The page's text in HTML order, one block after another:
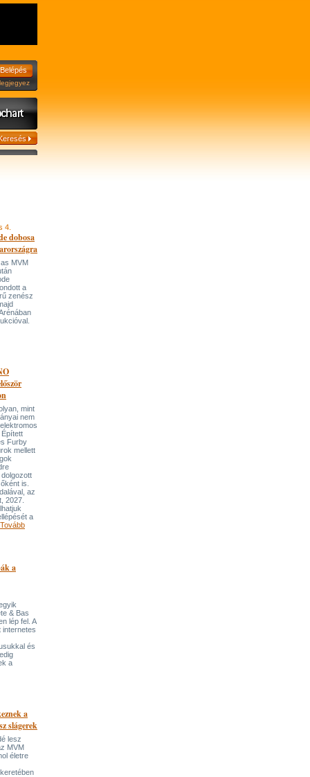
4.
dobosa
MVM
a
zenész
mint
nem
Furby
mellett
is.
az
2027.
a
Tovább
a
& Bas
lép fel. A
internetes
és
a
a
slágerek
lesz
MVM
életre